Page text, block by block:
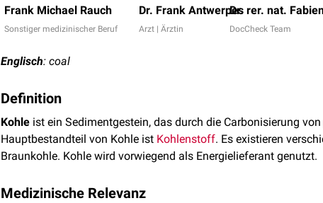
Frank Michael Rauch
Sonstiger medizinischer Beruf
Dr. Frank Antwerpes
Arzt | Ärztin
Dr. rer. nat.
DocCheck Team
Englisch: coal
Definition
Kohle ist ein Sedimentgestein, das durch die Carbonisierung
Hauptbestandteil von Kohle ist Kohlenstoff. Es existieren
Braunkohle. Kohle wird vorwiegend als Energielieferant genutzt.
Medizinische Relevanz